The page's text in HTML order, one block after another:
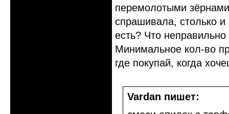
перемолотыми
спрашивала, столько
есть? Что
Минимальное кол-во
где покупай, когда
Vardan пишет: